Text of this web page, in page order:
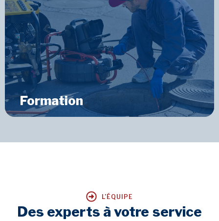
Formation
L’ÉQUIPE
Des experts à votre service